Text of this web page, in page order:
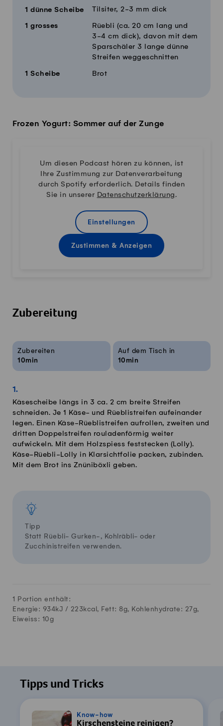
1 dünne Scheibe Tilsiter, 2-3 mm dick
1 grosses
Rüebli (ca. 20 cm lang und
3-4 cm dick), davon mit dem
Sparschäler 3 lange dünne
Streifen weggeschnitten
1 Scheibe Brot
Frozen Yogurt: Sommer auf der Zunge
Um diesen Podcast hören zu können, ist
Ihre Zustimmung zur Datenverarbeitung
durch Spotify erforderlich. Details finden
Sie in unserer Datenschutzerklärung.
Einstellungen
Zustimmen & Anzeigen
Zubereitung
Rezeptinfos
Zubereiten
10min
Auf dem Tisch in
10min
Käsescheibe längs in 3 ca. 2 cm breite Streifen
schneiden. Je 1 Käse- und Rüeblistreifen aufeinander
legen. Einen Käse-Rüeblistreifen aufrollen, zweiten und
dritten Doppelstreifen rouladenförmig weiter
aufwickeln. Mit dem Holzspiess feststecken (Lolly).
Käse-Rüebli-Lolly in Klarsichtfolie packen, zubinden.
Mit dem Brot ins Znüniböxli geben.
Tipp
Statt Rüebli- Gurken-, Kohlräbli- oder
Zucchinistreifen verwenden.
1 Portion enthält:
Energie: 934kJ / 223kcal, Fett: 8g, Kohlenhydrate: 27g,
Eiweiss: 10g
Tipps und Tricks
Know-how
Kirschensteine reinigen?